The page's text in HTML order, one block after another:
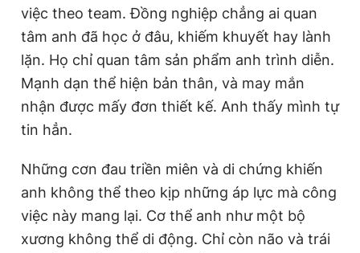
việc theo team. Đồng nghiệp chẳng ai quan
tâm anh đã học ở đâu, khiếm khuyết hay lành
lặn. Họ chỉ quan tâm sản phẩm anh trình diễn.
Mạnh dạn thể hiện bản thân, và may mắn
nhận được mấy đơn thiết kế. Anh thấy mình tự
tin hẳn.
Những cơn đau triền miên và di chứng khiến
anh không thể theo kịp những áp lực mà công
việc này mang lại. Cơ thể anh như một bộ
xương không thể di động. Chỉ còn não và trái